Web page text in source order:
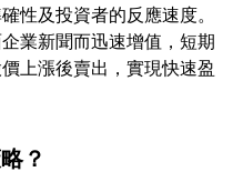
性及投資者的反應速度。
業新聞而迅速增值，短期
上漲後賣出，實現快速盈
？